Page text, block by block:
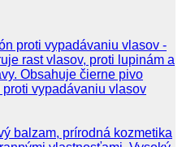
vypadávaniu vlasov